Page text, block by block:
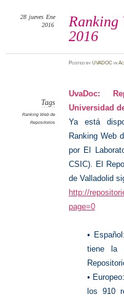
Ranking
2016
28 jueves Ene
2016
PostedbyUVADOC in
Tags
Ranking Web de
Repositorios
UvaDoc:
Universidad
Ya está
Ranking Web
por El
CSIC). El
de Valladolid
http://
page=0
•
tiene la
•
los 910